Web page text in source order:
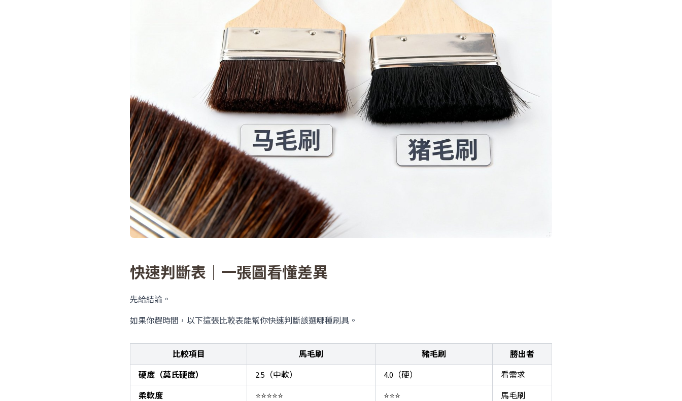
快速判斷表｜一張圖看懂差異
先給結論。
如果你趕時間，以下這張比較表能幫你快速判斷該選哪種刷具。
比較項目 馬毛刷 豬毛刷 勝出者
硬度（莫氏硬度） 2.5（中軟） 4.0（硬） 看需求
柔軟度 ⭐⭐⭐⭐⭐ ⭐⭐⭐ 馬毛刷